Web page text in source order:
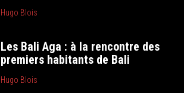
Hugo Blois
Les Bali Aga : à la rencontre des
premiers habitants de Bali
Hugo Blois